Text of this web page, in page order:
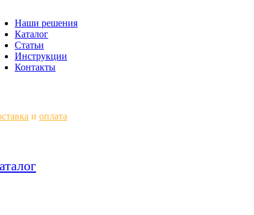
Наши решения
Каталог
Статьи
Инструкции
Контакты
и оплата